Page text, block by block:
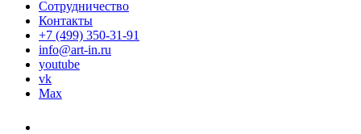
Сотрудничество
Контакты
+7 (499) 350-31-91
info@art-in.ru
youtube
vk
Max